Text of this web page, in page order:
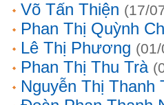
Võ Tấn Thiện (17/
Phan Thị Quỳnh
Lê Thị Phương
Phan Thị Thu Trà
Nguyễn Thị Thanh